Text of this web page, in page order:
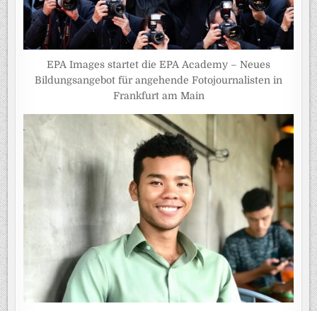
EPA Images startet die EPA Academy – Neues
Bildungsangebot für angehende Fotojournalisten in
Frankfurt am Main